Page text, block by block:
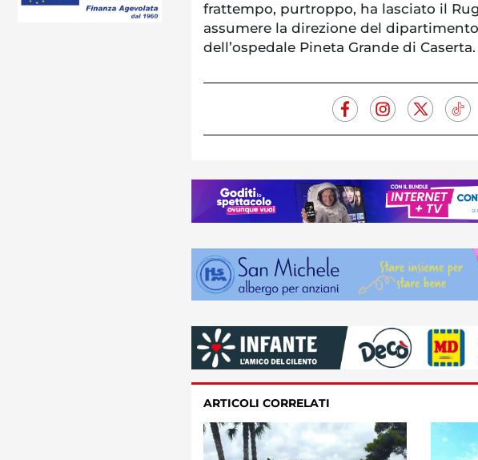
frattempo, purtroppo, ha lasciato il
assumere la direzione del
dell’ospedale Pineta Grande di Caserta.
ARTICOLI CORRELATI